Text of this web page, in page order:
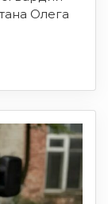
Олега